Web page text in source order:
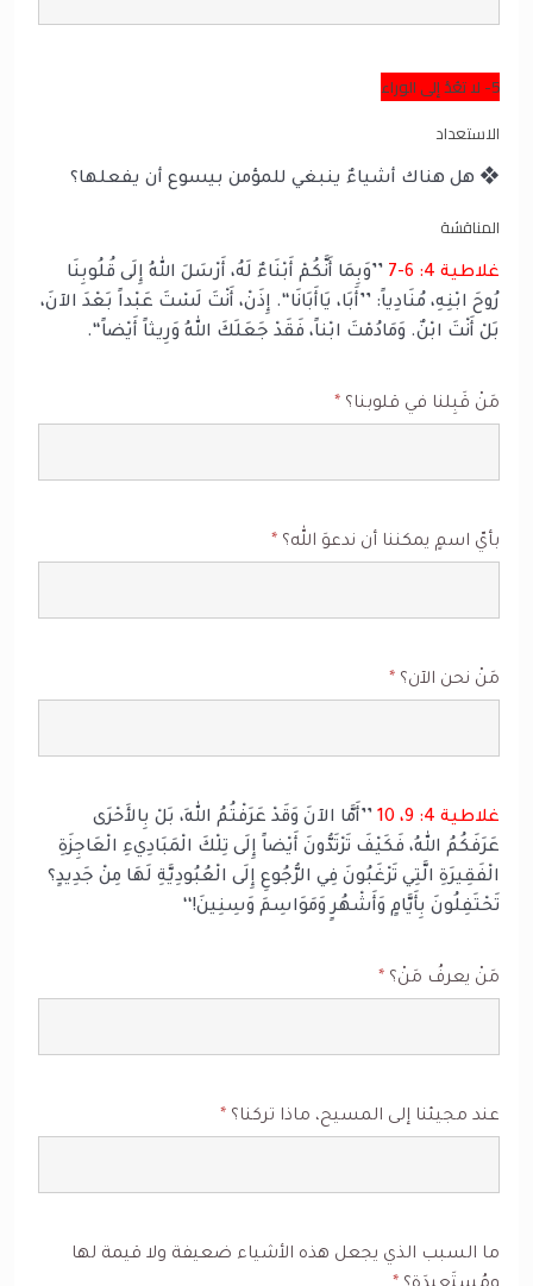
5- لا تعُدْ إلى الوراء
الاستعداد
❖ هل هناك أشياءٌ ينبغي للمؤمن بيسوع أن يفعلها؟
المناقشة
غلاطية 4: 6-7
’’وَبِمَا أَنَّكُمْ أَبْنَاءٌ لَهُ، أَرْسَلَ اللهُ إِلَى قُلُوبِنَا
رُوحَ ابْنِهِ، مُنَادِياً: ’’أَبَا، يَاأَبَانَا‘‘. إِذَنْ، أَنْتَ لَسْتَ عَبْداً بَعْدَ الآنَ،
بَلْ أَنْتَ ابْنٌ. وَمَادُمْتَ ابْناً، فَقَدْ جَعَلَكَ اللهُ وَرِيثاً أَيْضاً‘‘.
مَنْ قَبِلنا في قلوبنا؟ *
بأيّ اسمٍ يمكننا أن ندعوَ الله؟ *
مَنْ نحن الآن؟ *
غلاطية 4: 9، 10
’’أَمَّا الآنَ وَقَدْ عَرَفْتُمُ اللهَ، بَلْ بِالأَحْرَى
عَرَفَكُمُ اللهُ، فَكَيْفَ تَرْتَدُّونَ أَيْضاً إِلَى تِلْكَ الْمَبَادِيءِ الْعَاجِزَةِ
الْفَقِيرَةِ الَّتِي تَرْغَبُونَ فِي الرُّجُوعِ إِلَى الْعُبُودِيَّةِ لَهَا مِنْ جَدِيدٍ؟
تَحْتَفِلُونَ بِأَيَّامٍ وَأَشْهُرٍ وَمَوَاسِمَ وَسِنِينَ!‘‘
مَنْ يعرفُ مَنْ؟ *
عند مجيئنا إلى المسيح، ماذا تركنا؟ *
ما السبب الذي يجعل هذه الأشياء ضعيفة ولا قيمة لها